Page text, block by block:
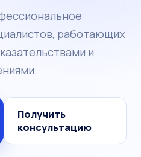
работающих
и
Получить
консультацию